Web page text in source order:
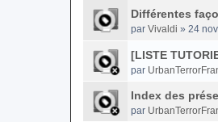
Différentes
par Vivaldi » 24
[LISTE
par
Index des
par